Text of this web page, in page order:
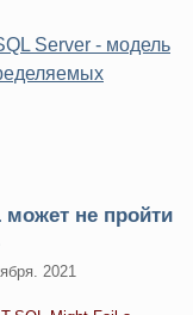
Server - модель
может не пройти
2021